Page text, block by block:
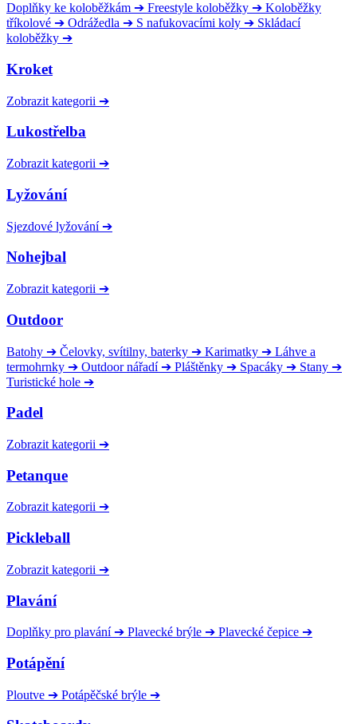
Doplňky ke koloběžkám ➔ Freestyle koloběžky ➔ Koloběžky
tříkolové ➔ Odrážedla ➔ S nafukovacími koly ➔ Skládací
koloběžky ➔
Kroket
Zobrazit kategorii ➔
Lukostřelba
Zobrazit kategorii ➔
Lyžování
Sjezdové lyžování ➔
Nohejbal
Zobrazit kategorii ➔
Outdoor
Batohy ➔ Čelovky, svítilny, baterky ➔ Karimatky ➔ Láhve a
termohrnky ➔ Outdoor nářadí ➔ Pláštěnky ➔ Spacáky ➔ Stany ➔
Turistické hole ➔
Padel
Zobrazit kategorii ➔
Petanque
Zobrazit kategorii ➔
Pickleball
Zobrazit kategorii ➔
Plavání
Doplňky pro plavání ➔ Plavecké brýle ➔ Plavecké čepice ➔
Potápění
Ploutve ➔ Potápěčské brýle ➔